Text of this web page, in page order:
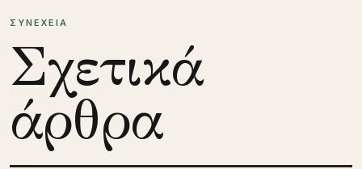
ΣΥΝΕΧΕΙΑ
Σχετικά
άρθρα